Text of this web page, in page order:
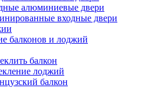
алюминиевые двери
входные двери
балконов и лоджий
балкон
лоджий
балкон